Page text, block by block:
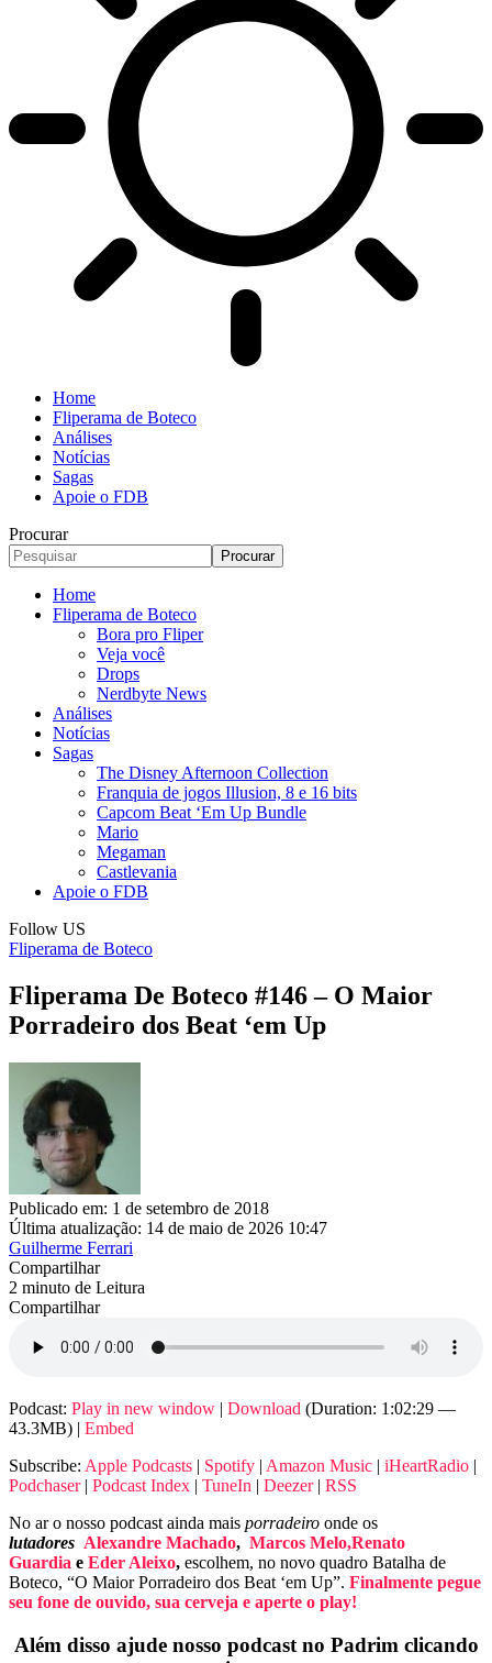
Home
Fliperama de Boteco
Análises
Notícias
Sagas
Apoie o FDB
Procurar
Home
Fliperama de Boteco
Bora pro Fliper
Veja você
Drops
Nerdbyte News
Análises
Notícias
Sagas
The Disney Afternoon Collection
Franquia de jogos Illusion, 8 e 16 bits
Capcom Beat ‘Em Up Bundle
Mario
Megaman
Castlevania
Apoie o FDB
Follow US
Fliperama de Boteco
Fliperama De Boteco #146 – O Maior
Porradeiro dos Beat ‘em Up
Publicado em: 1 de setembro de 2018
Última atualização: 14 de maio de 2026 10:47
Guilherme Ferrari
Compartilhar
2 minuto de Leitura
Compartilhar
Podcast: Play in new window | Download (Duration: 1:02:29 —
43.3MB) | Embed
Subscribe: Apple Podcasts | Spotify | Amazon Music | iHeartRadio |
Podchaser| Podcast Index | TuneIn | Deezer| RSS
No ar o nosso podcast ainda mais porradeiro onde os
lutadores Alexandre Machado, Marcos Melo,Renato
Guardia e Eder Aleixo, escolhem, no novo quadro Batalha de
Boteco, “O Maior Porradeiro dos Beat ‘em Up”. Finalmente pegue
seu fone de ouvido, sua cerveja e aperte o play!
Além disso ajude nosso podcast no Padrim clicando